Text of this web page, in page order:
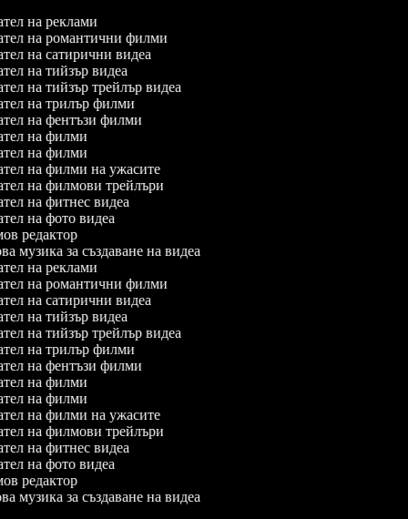
на реклами
на романтични филми
на сатирични видеа
на тийзър видеа
на тийзър трейлър видеа
на трилър филми
на фентъзи филми
на филми
на филми
на филми на ужасите
на филмови трейлъри
на фитнес видеа
на фото видеа
редактор
музика за създаване на видеа
на реклами
на романтични филми
на сатирични видеа
на тийзър видеа
на тийзър трейлър видеа
на трилър филми
на фентъзи филми
на филми
на филми
на филми на ужасите
на филмови трейлъри
на фитнес видеа
на фото видеа
редактор
музика за създаване на видеа